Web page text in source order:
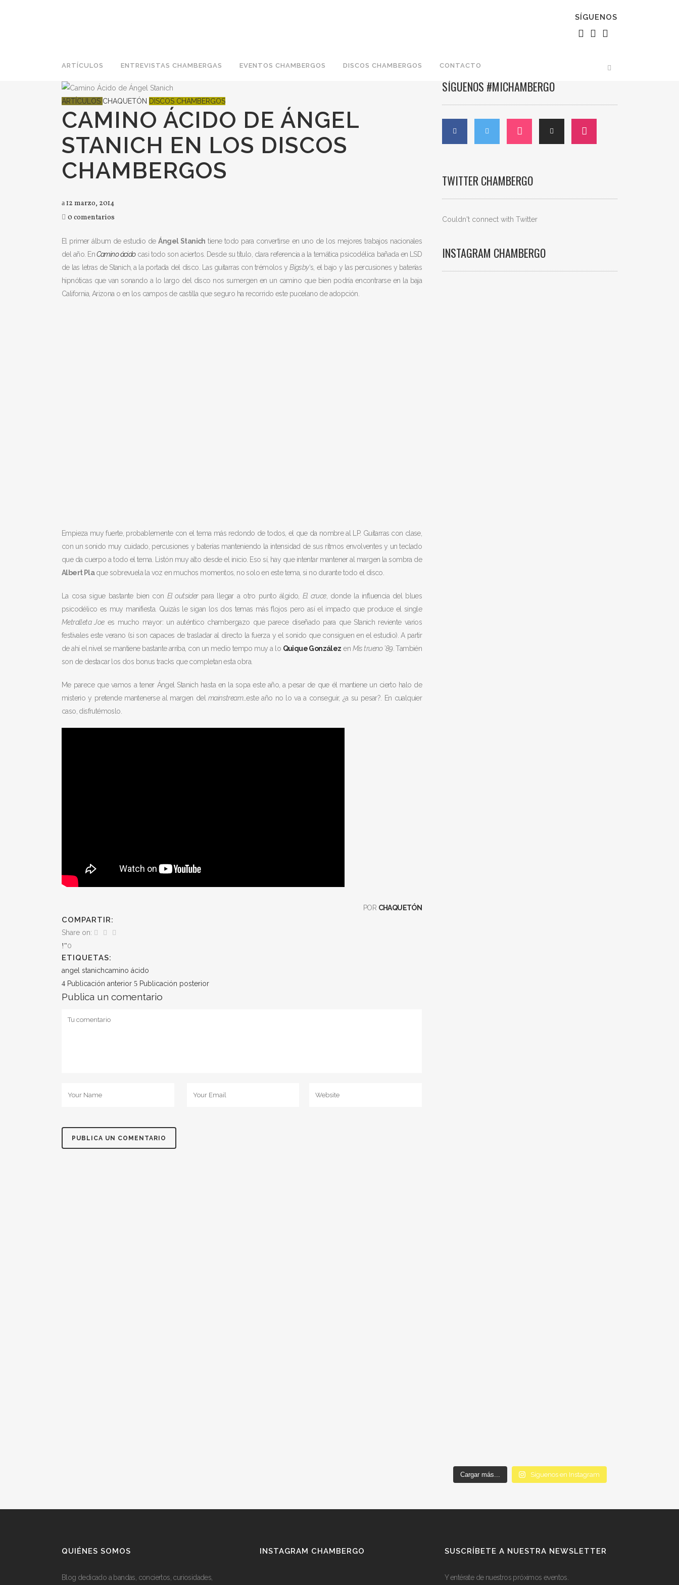
SÍGUENOS
ARTÍCULOS ENTREVISTAS CHAMBERGAS EVENTOS CHAMBERGOS DISCOS CHAMBERGOS CONTACTO
ARTÍCULOS CHAQUETÓN DISCOS CHAMBERGOS
CAMINO ÁCIDO DE ÁNGEL
STANICH EN LOS DISCOS
CHAMBERGOS
12 marzo, 2014
0 comentarios
El primer álbum de estudio deÁngel Stanich tiene todo para convertirse en uno de los mejores trabajos nacionales
del año. EnCamino ácidocasi todo son aciertos. Desde su título, clara referencia a la temática psicodélica bañada en LSD
de las letras de Stanich, a la portada del disco. Las guitarras con trémolos yBigsby‘s, el bajo y las percusiones y baterías
hipnóticas que van sonando a lo largo del disco nos sumergen en un camino que bien podría encontrarse en la baja
California, Arizona o en los campos de castilla que seguro ha recorrido este pucelano de adopción.
Empieza muy fuerte, probablemente con el tema más redondo de todos, el que da nombre al LP. Guitarras con clase,
con un sonido muy cuidado, percusiones y baterías manteniendo la intensidad de sus ritmos envolventes y un teclado
que da cuerpo a todo el tema. Listón muy alto desde el inicio. Eso sí, hay que intentar mantener al margen la sombra de
Albert Plaque sobrevuela la voz en muchos momentos, no solo en este tema, si no durante todo el disco.
La cosa sigue bastante bien con El outsider para llegar a otro punto álgido, El cruce, donde la influencia del blues
psicodélico es muy manifiesta. Quizás le sigan los dos temas más flojos pero así el impacto que produce el single
Metralleta Joees mucho mayor: un auténtico chambergazo que parece diseñado para que Stanich reviente varios
festivales este verano (si son capaces de trasladar al directo la fuerza y el sonido que consiguen en el estudio). A partir
de ahí el nivel se mantiene bastante arriba, con un medio tempo muy a lo Quique González en Mis trueno ’89. También
son de destacar los dos bonus tracks que completan esta obra.
Me parece que vamos a tener Ángel Stanich hasta en la sopa este año, a pesar de que él mantiene un cierto halo de
misterio y pretende mantenerse al margen delmainstream…este año no lo va a conseguir, ¿a su pesar?. En cualquier
caso, disfrutémoslo.
POR CHAQUETÓN
COMPARTIR:
Share on:
0
ETIQUETAS:
angel stanichcamino ácido
Publicación anterior
Publicación posterior
Publica un comentario
SÍGUENOS #MICHAMBERGO
TWITTER CHAMBERGO
Couldn't connect with Twitter
INSTAGRAM CHAMBERGO
Cargar más... Síguenos en Instagram
QUIÉNES SOMOS
Blog dedicado a bandas, conciertos, curiosidades,
INSTAGRAM CHAMBERGO SUSCRÍBETE A NUESTRA NEWSLETTER
Y entérate de nuestros próximos eventos.